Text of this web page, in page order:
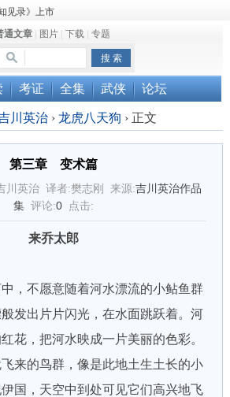
见录》上市
圆满结束
订版已上市
通文章| 图片| 下载| 专题
考证 全集 武侠 论坛
川英治 › 龙虎八天狗 ›正文
第三章 变术篇
川英治 译者:樊志刚 来源:吉川英治作品
集评论:0点击:
来乔太郎
不愿意随着河水漂流的小鲇鱼群
发出片片闪光，在水面跳跃着。河
花，把河水映成一片美丽的色彩。
来的鸟群，像是此地土生土长的小
国，天空中到处可见它们高兴地飞